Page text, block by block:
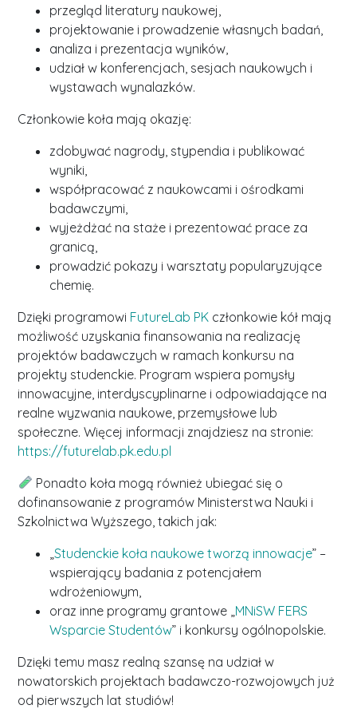
przegląd literatury naukowej,
projektowanie i prowadzenie własnych badań,
analiza i prezentacja wyników,
udział w konferencjach, sesjach naukowych i
wystawach wynalazków.
Członkowie koła mają okazję:
zdobywać nagrody, stypendia i publikować
wyniki,
współpracować z naukowcami i ośrodkami
badawczymi,
wyjeżdżać na staże i prezentować prace za
granicą,
prowadzić pokazy i warsztaty popularyzujące
chemię.
Dzięki programowi FutureLab PK członkowie kół mają
możliwość uzyskania finansowania na realizację
projektów badawczych w ramach konkursu na
projekty studenckie. Program wspiera pomysły
innowacyjne, interdyscyplinarne i odpowiadające na
realne wyzwania naukowe, przemysłowe lub
społeczne. Więcej informacji znajdziesz na stronie:
https://futurelab.pk.edu.pl
Ponadto koła mogą również ubiegać się o
dofinansowanie z programów Ministerstwa Nauki i
Szkolnictwa Wyższego, takich jak:
„Studenckie koła naukowe tworzą innowacje” –
wspierający badania z potencjałem
wdrożeniowym,
oraz inne programy grantowe „ MNiSW FERS
Wsparcie Studentów” i konkursy ogólnopolskie.
Dzięki temu masz realną szansę na udział w
nowatorskich projektach badawczo-rozwojowych już
od pierwszych lat studiów!